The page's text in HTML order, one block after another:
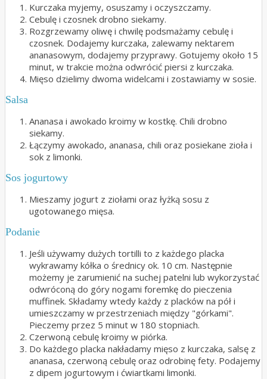
Kurczaka myjemy, osuszamy i oczyszczamy.
Cebulę i czosnek drobno siekamy.
Rozgrzewamy oliwę i chwilę podsmażamy cebulę i
czosnek. Dodajemy kurczaka, zalewamy nektarem
ananasowym, dodajemy przyprawy. Gotujemy około 15
minut, w trakcie można odwrócić piersi z kurczaka.
Mięso dzielimy dwoma widelcami i zostawiamy w sosie.
Salsa
Ananasa i awokado kroimy w kostkę. Chili drobno
siekamy.
Łączymy awokado, ananasa, chili oraz posiekane zioła i
sok z limonki.
Sos jogurtowy
Mieszamy jogurt z ziołami oraz łyżką sosu z
ugotowanego mięsa.
Podanie
Jeśli używamy dużych tortilli to z każdego placka
wykrawamy kółka o średnicy ok. 10 cm. Następnie
możemy je zarumienić na suchej patelni lub wykorzystać
odwróconą do góry nogami foremkę do pieczenia
muffinek. Składamy wtedy każdy z placków na pół i
umieszczamy w przestrzeniach między "górkami".
Pieczemy przez 5 minut w 180 stopniach.
Czerwoną cebulę kroimy w piórka.
Do każdego placka nakładamy mięso z kurczaka, salsę z
ananasa, czerwoną cebulę oraz odrobinę fety. Podajemy
z dipem jogurtowym i ćwiartkami limonki.